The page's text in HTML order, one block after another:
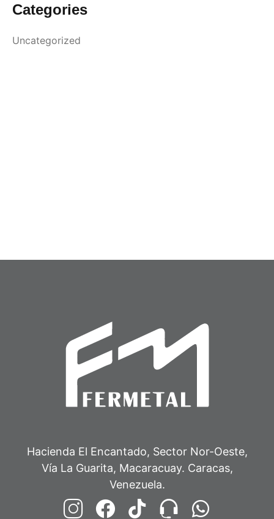
Categories
Uncategorized
Hacienda El Encantado, Sector Nor-Oeste,
Vía La Guarita, Macaracuay. Caracas,
Venezuela.